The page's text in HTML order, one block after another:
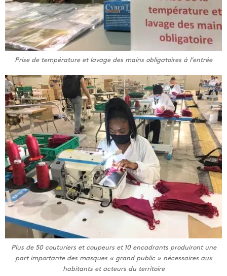
Prise de température et lavage des mains obligatoires à l’entrée
Plus de 50 couturiers et coupeurs et 10 encadrants produiront une
part importante des masques « grand public » nécessaires aux
habitants et acteurs du territoire